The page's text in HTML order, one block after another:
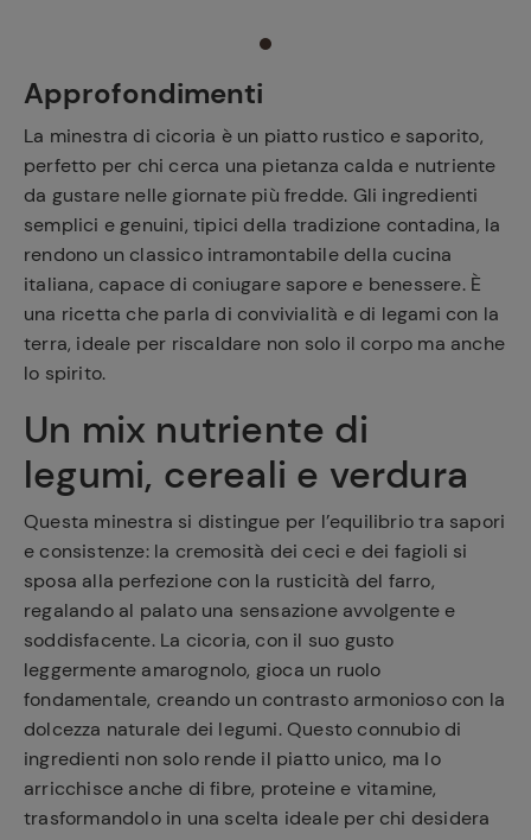
Approfondimenti
La minestra di cicoria è un piatto rustico e saporito,
perfetto per chi cerca una pietanza calda e nutriente
da gustare nelle giornate più fredde. Gli ingredienti
semplici e genuini, tipici della tradizione contadina, la
rendono un classico intramontabile della cucina
italiana, capace di coniugare sapore e benessere. È
una ricetta che parla di convivialità e di legami con la
terra, ideale per riscaldare non solo il corpo ma anche
lo spirito.
Un mix nutriente di
legumi, cereali e verdura
Questa minestra si distingue per l’equilibrio tra sapori
e consistenze: la cremosità dei ceci e dei fagioli si
sposa alla perfezione con la rusticità del farro,
regalando al palato una sensazione avvolgente e
soddisfacente. La cicoria, con il suo gusto
leggermente amarognolo, gioca un ruolo
fondamentale, creando un contrasto armonioso con la
dolcezza naturale dei legumi. Questo connubio di
ingredienti non solo rende il piatto unico, ma lo
arricchisce anche di fibre, proteine e vitamine,
trasformandolo in una scelta ideale per chi desidera